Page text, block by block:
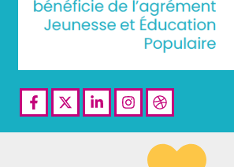
Facebook-
f
X-
twitter
Linkedin-
in
Instagram
Dribbble